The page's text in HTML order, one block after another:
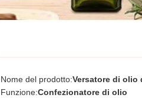
Nome del prodotto:Versatore di olio
Funzione:Confezionatore di olio